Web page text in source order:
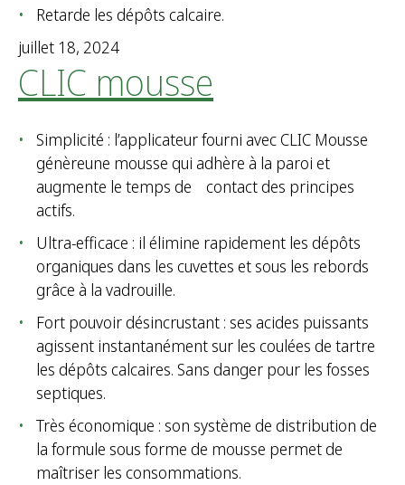
Retarde les dépôts calcaire.
juillet 18, 2024
CLIC mousse
Simplicité : l’applicateur fourni avec CLIC Mousse
génèreune mousse qui adhère à la paroi et
augmente le temps de contact des principes
actifs.
Ultra-efficace : il élimine rapidement les dépôts
organiques dans les cuvettes et sous les rebords
grâce à la vadrouille.
Fort pouvoir désincrustant : ses acides puissants
agissent instantanément sur les coulées de tartre
les dépôts calcaires. Sans danger pour les fosses
septiques.
Très économique : son système de distribution de
la formule sous forme de mousse permet de
maîtriser les consommations.